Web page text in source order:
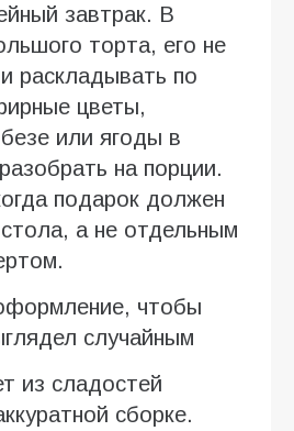
завтрак. В
торта, его не
раскладывать по
цветы,
или ягоды в
на порции.
подарок должен
а не отдельным
чтобы
случайным
из сладостей
сборке.